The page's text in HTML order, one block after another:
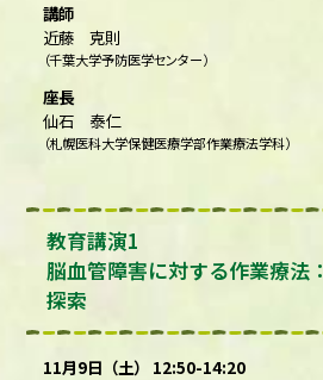
講師
近藤 克則
（千葉大学予防医学センター）
座長
仙石 泰仁
（札幌医科大学保健医療学部作業療法学科）
教育講演1
脳血管障害に対する作業療法
探索
11月9日（土） 12:50-14:20